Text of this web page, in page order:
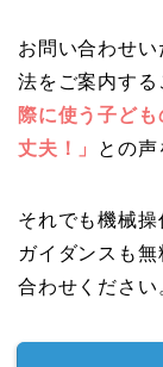
お問い合わせ
法をご案内する
際に使う子ども
丈夫！」
との声
それでも機械
ガイダンスも
合わせください